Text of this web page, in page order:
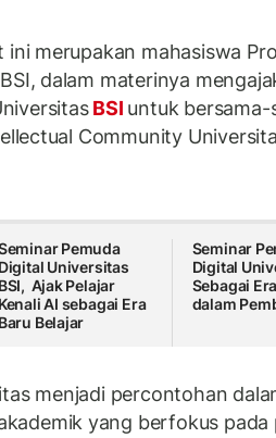
ini merupakan mahasiswa
dalam materinya
BSI untuk bersama-
Community
Pemuda
Digital Universitas
BSI, Ajak Pelajar
Kenali AI sebagai Era
Baru Belajar
Seminar
Digital
Sebagai
dalam
menjadi percontohan
yang berfokus pada